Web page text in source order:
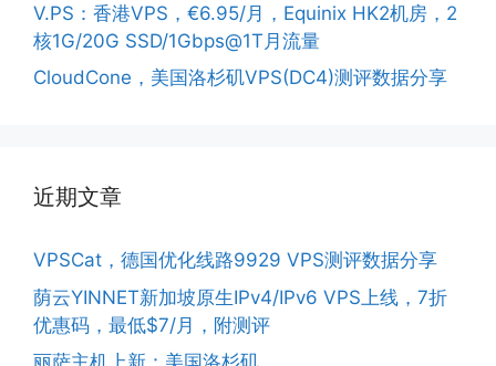
V.PS：香港VPS，€6.95/月，Equinix HK2机房，2
核1G/20G SSD/1Gbps@1T月流量
CloudCone，美国洛杉矶VPS(DC4)测评数据分享
近期文章
VPSCat，德国优化线路9929 VPS测评数据分享
荫云YINNET新加坡原生IPv4/IPv6 VPS上线，7折
优惠码，最低$7/月，附测评